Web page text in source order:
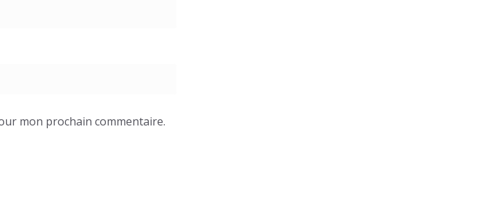
mon prochain commentaire.